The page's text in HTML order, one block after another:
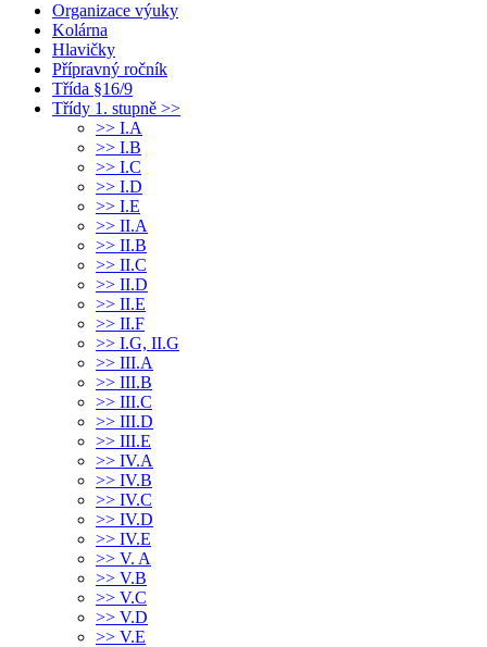
Organizace výuky
Kolárna
Hlavičky
Přípravný ročník
Třída §16/9
Třídy 1. stupně >>
>> I.A
>> I.B
>> I.C
>> I.D
>> I.E
>> II.A
>> II.B
>> II.C
>> II.D
>> II.E
>> II.F
>> I.G, II.G
>> III.A
>> III.B
>> III.C
>> III.D
>> III.E
>> IV.A
>> IV.B
>> IV.C
>> IV.D
>> IV.E
>> V. A
>> V.B
>> V.C
>> V.D
>> V.E